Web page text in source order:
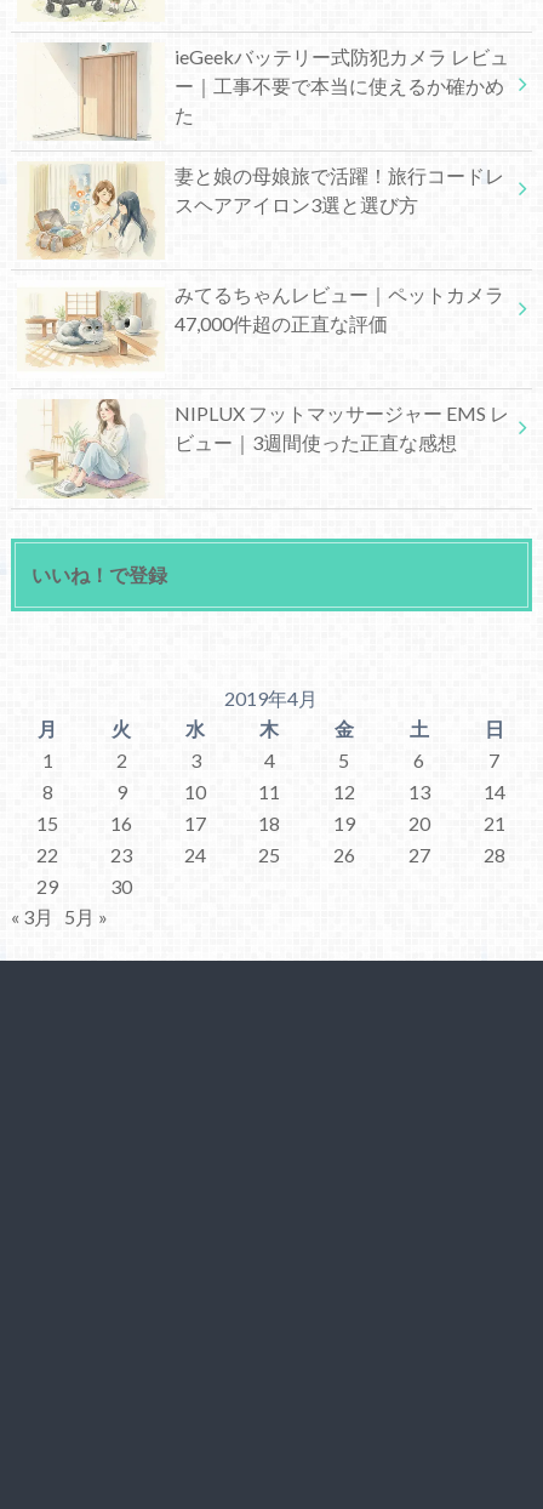
ieGeekバッテリー式防犯カメラ レビュ
ー｜工事不要で本当に使えるか確かめ
た
妻と娘の母娘旅で活躍！旅行コードレ
スヘアアイロン3選と選び方
みてるちゃんレビュー｜ペットカメラ
47,000件超の正直な評価
NIPLUX フットマッサージャー EMS レ
ビュー｜3週間使った正直な感想
いいね！で登録
2019年4月
月
火 水 木 金 土
日
1
2 3 4 5 6
7
8
9 10 11 12 13
14
15
16 17 18 19 20
21
22
23 24 25 26 27
28
29
30
« 3月
5月 »